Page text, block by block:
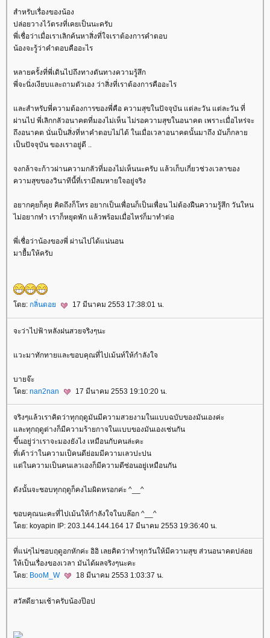
สำหรับเรื่องของน้อง
ปล่อยวางไว้ตรงที่เคยเป็นนะครับ
พี่เชื่อว่าเมื่อเราเลิกค้นหาสิ่งที่ใจเราต้องการคำตอบ
น้องจะรู้ว่าคำตอบคืออะไร
หลายครั้งที่พี่เดินไปถึงทางตันทางความรู้สึก
พี่จะนิ่งเงียบและถามตัวเอง ว่าสิ่งที่เราต้องการคืออะไร
ละสำหรับพี่ความต้องการของพี่คือ ความสุขในปัจจุบัน แต่ละวัน แต่ละวัน ที่
ผ่านไป พี่เลิกกลัวอนาคตที่มองไม่เห็น ไม่รอความสุขในอนาคต เพราะเมื่อไหร่จะ
ถึงอนาคต นั่นเป็นสิ่งที่หาคำตอบไม่ได้ ในเมื่อเวลาอนาคตนั้นมาถึง มันก็กลา
เป็นปัจจุบัน ของเราอยู่ดี ..
จงกล้าจะก้าวผ่านความกลัวที่มองไม่เห็นนะครับ แล้วเก็บเกี่ยวช่วงเวลาของ
ความสุขของวินาทีนี้ที่เรามีลมหายใจอยู่จริง
อยากคุยก็คุย คิดถึงก็โทร อยากเป็นเพื่อนก็เป็นเพื่อน ไม่ต้องฝืนความรู้สึก วันใหน
ไม่อยากทำ เราก็หยุดพัก แล้วพร้อมเมื่อไหร่ก็มาทำต่อ
พี่เชื่อว่าน้องของพี่ ผ่านไปได้แน่นอน
มายื้มให้ครับ
ดย: กลิ่นดอ 17 มีนาคม 2553 17:38:01 น.
จะว่าไปฟ้าหลังฝนสวยจริงๆนะ
วะมาทักทายและขอบคุณที่ไปเม้นท์ให้กำลังใจ
บายจ๊ะ
ดย: nan2nan 17 มีนาคม 2553 19:10:20 น.
จริงๆแล้วเราคิดว่าทุกฤดูมันมีความสวยงามในแบบฉบับของมันเองค่ะ
ละทุกฤดูต่างก็มีความร้ายกาจในแบบของมันเองเช่นกัน
ขึ้นอยู่ว่าเราจะมองยังไง เหมือนกับคนล่ะคะ
ที่เค้าว่าในความเป็คนดีย่อมมีความเลวปะปน
ต่ในความเป็นคนเลวเองก็มีความดีซ่อนอยู่เหมือนกัน
ดังนั้นจะชอบทุกฤดูก็คงไมผิดหรอกค่ะ ^__^
ขอบคุณนะคะที่ไปเม้นให้กำลังใจในบล๊อก ^__^
ดย: koyapin IP: 203.144.144.164 17 มีนาคม 2553 19:36:40 น.
ที่แน่ๆไม่ชอบฤดูอกหักค่ะ อิอิ เลยคิดว่าทำทุกวันให้มีความสุข ส่วนอนาคตปล่อ
ห้เป็นเรื่องของเวลา มันได้ผลจริงๆนะคะ
ดย: BooM_W 18 มีนาคม 2553 1:03:37 น.
สวัสดียามเช้าครับน้องป๊อป